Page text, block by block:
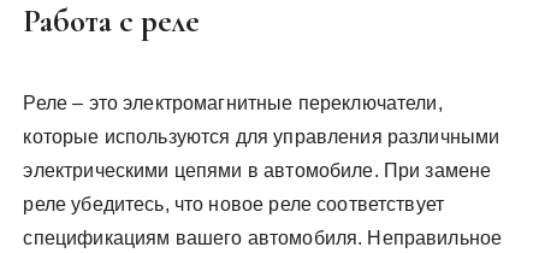
Работа с реле
Реле – это электромагнитные переключатели,
которые используются для управления различными
электрическими цепями в автомобиле. При замене
реле убедитесь, что новое реле соответствует
спецификациям вашего автомобиля. Неправильное